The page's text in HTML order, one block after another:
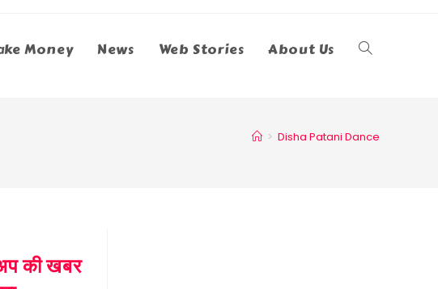
Money News Web Stories About Us Toggle
> Disha Patani Dance
की खबर